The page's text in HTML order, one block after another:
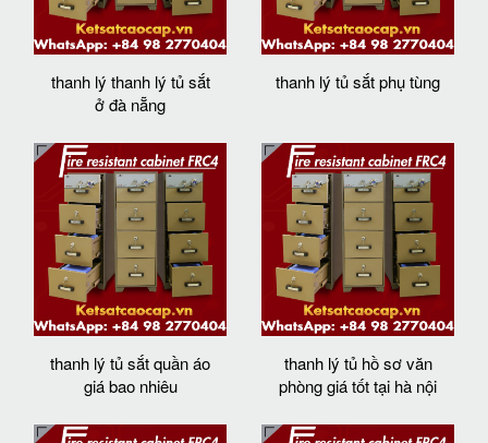
thanh lý thanh lý tủ sắt
ở đà nẵng
thanh lý tủ sắt phụ tùng
thanh lý tủ sắt quần áo
giá bao nhiêu
thanh lý tủ hồ sơ văn
phòng giá tốt tại hà nội